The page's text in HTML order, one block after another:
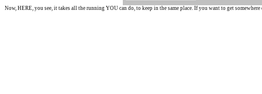
Now, HERE, you see, it takes all the running YOU can do, to keep in the same place. If you want to get